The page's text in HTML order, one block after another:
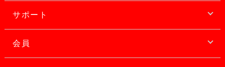
サポート
会員